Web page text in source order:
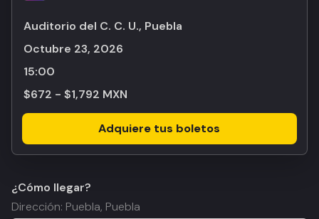
Auditorio del C. C. U., Puebla
octubre 23, 2026
15:00
$672 - $1,792 MXN
Adquiere tus boletos
¿Cómo llegar?
Dirección: Puebla, Puebla